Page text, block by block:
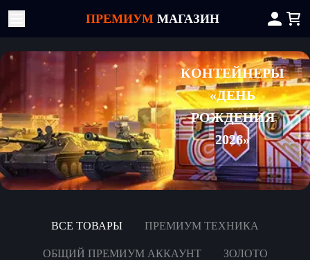
ПРЕМИУМ МАГАЗИН
КОНТЕЙНЕРЫ
«ДЕНЬ
РОЖДЕНИЯ
2026»
ВСЕ ТОВАРЫ ПРЕМИУМ ТЕХНИКА
ОБЩИЙ ПРЕМИУМ АККАУНТ ЗОЛОТО